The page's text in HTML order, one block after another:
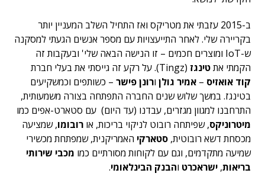
ב-2015 עזבתי את מטריקס ואז התחיל השלב המעניין יותר
בקריירה שלי. לאחר התייעצויות עם מספר אנשים הגעתי למסקנה
ש-IoT ומוצרים חכמים – זו הנישה הבאה שלי' ובעקבות זה
הקמתי אתטינגז (Tingz). על רקע זה גייסתי את בעלי חברת
קוד אואזיס – אמיר גולן ורונן פישר – כשותפים וכמשקיעים
בטינגז. במשך שלוש שנים החברה התפתחה בצורה משמעותית,
התרחבנו למגוון מגזרים, עבדנו (עד היום) עם סטארט-אפים כמו
מיטרוניקס, שפיתחה רובוט לניקוי בריכות, או רובומו, שמציעה
מכסחת דשא רובוטית, סטארקי האמריקנית, שמפתחת מכשירי
שמיעה מתקדמים, וגם עם לקוחות מסורתיים כמו מכבי שירותי
בריאות, ישראכרט והבנק הבינלאומי.